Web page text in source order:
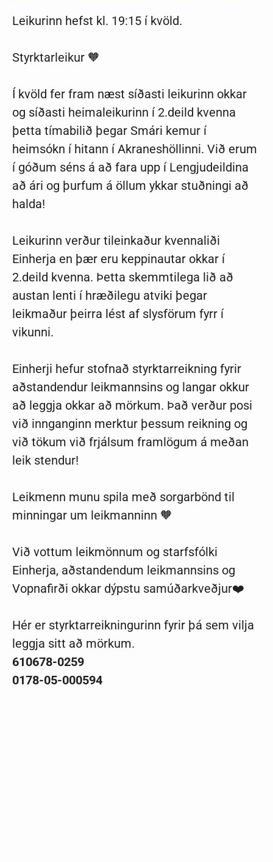
Leikurinn hefst kl. 19:15 í kvöld.
Styrktarleikur 🧡
Í kvöld fer fram næst síðasti leikurinn okkar
og síðasti heimaleikurinn í 2.deild kvenna
þetta tímabilið þegar Smári kemur í
heimsókn í hitann í Akraneshöllinni. Við erum
í góðum séns á að fara upp í Lengjudeildina
að ári og þurfum á öllum ykkar stuðningi að
halda!
Leikurinn verður tileinkaður kvennaliði
Einherja en þær eru keppinautar okkar í
2.deild kvenna. Þetta skemmtilega lið að
austan lenti í hræðilegu atviki þegar
leikmaður þeirra lést af slysförum fyrr í
vikunni.
Einherji hefur stofnað styrktarreikning fyrir
aðstandendur leikmannsins og langar okkur
að leggja okkar að mörkum. Það verður posi
við innganginn merktur þessum reikning og
við tökum við frjálsum framlögum á meðan
leik stendur!
Leikmenn munu spila með sorgarbönd til
minningar um leikmanninn 🧡
Við vottum leikmönnum og starfsfólki
Einherja, aðstandendum leikmannsins og
Vopnafirði okkar dýpstu samúðarkveðjur❤️
Hér er styrktarreikningurinn fyrir þá sem vilja
leggja sitt að mörkum.
610678-0259
0178-05-000594